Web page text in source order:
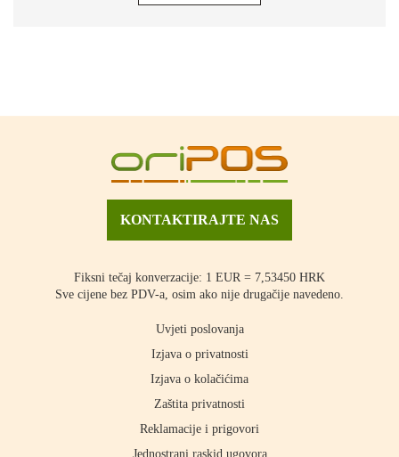
KONTAKTIRAJTE NAS
Fiksni tečaj konverzacije: 1 EUR = 7,53450 HRK
Sve cijene bez PDV-a, osim ako nije drugačije navedeno.
Uvjeti poslovanja
Izjava o privatnosti
Izjava o kolačićima
Zaštita privatnosti
Reklamacije i prigovori
Jednostrani raskid ugovora